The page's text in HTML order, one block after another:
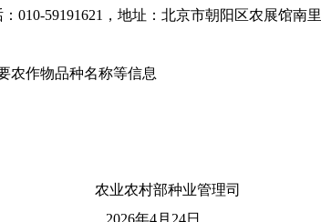
010-59191621 ，地址：北京市朝阳区农展馆南里
农作物品种名称等信息
业管理司
6年4 月 24日